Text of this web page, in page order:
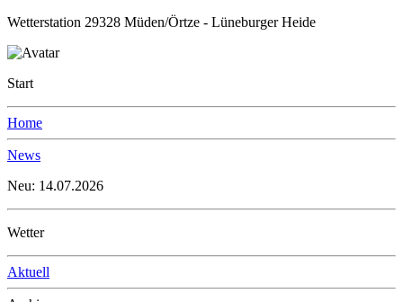
Wetterstation 29328 Müden/Örtze - Lüneburger Heide
Start
Home
News
Neu: 14.07.2026
Wetter
Aktuell